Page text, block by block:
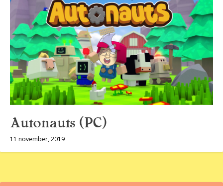
Autonauts (PC)
11 november, 2019